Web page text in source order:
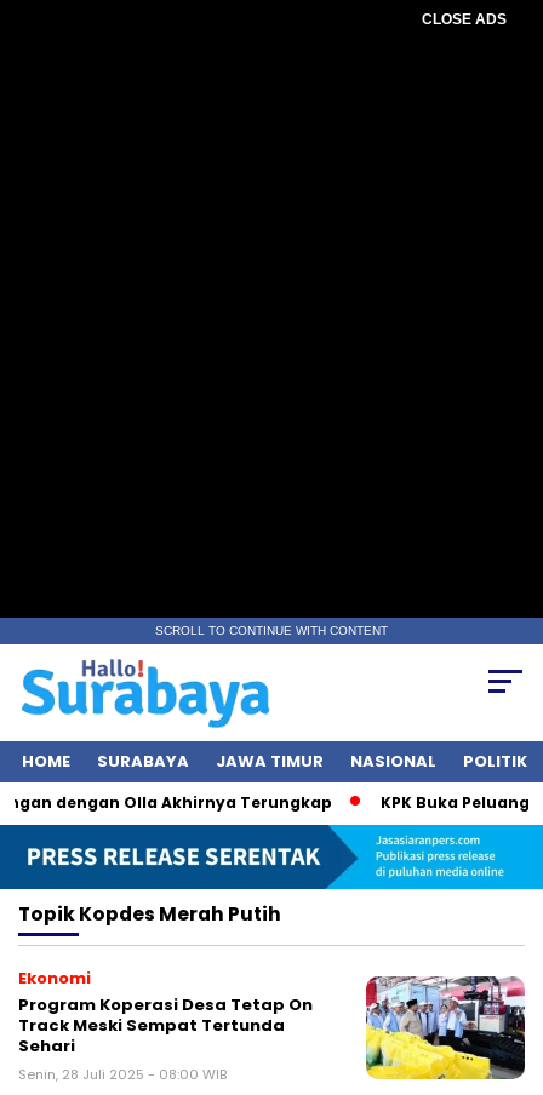
CLOSE ADS
SCROLL TO CONTINUE WITH CONTENT
HOME SURABAYA JAWA TIMUR NASIONAL POLITIK
dengan Olla Akhirnya Terungkap KPK Buka Peluang
TopikKopdes Merah Putih
Ekonomi
Program Koperasi Desa Tetap On
Track Meski Sempat Tertunda
Sehari
Senin, 28 Juli 2025 - 08:00 WIB